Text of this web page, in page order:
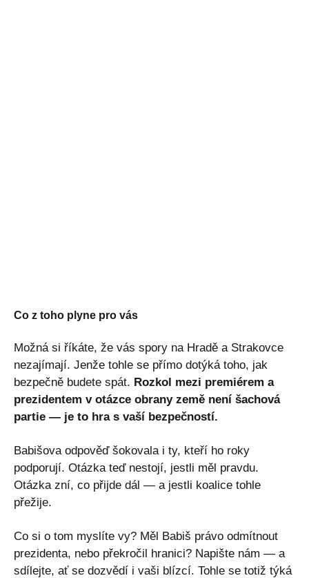
Co z toho plyne pro vás
Možná si říkáte, že vás spory na Hradě a Strakovce
nezajímají. Jenže tohle se přímo dotýká toho, jak
bezpečně budete spát. Rozkol mezi premiérem a
prezidentem v otázce obrany země není šachová
partie — je to hra s vaší bezpečností.
Babišova odpověď šokovala i ty, kteří ho roky
podporují. Otázka teď nestojí, jestli měl pravdu.
Otázka zní, co přijde dál — a jestli koalice tohle
přežije.
Co si o tom myslíte vy? Měl Babiš právo odmítnout
prezidenta, nebo překročil hranici? Napište nám — a
sdílejte, ať se dozvědí i vaši blízcí. Tohle se totiž týká